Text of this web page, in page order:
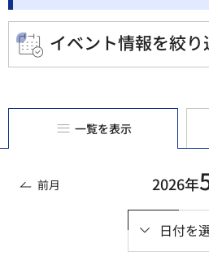
イベント情報を絞り
一覧を表示
前月 2026年
日付を